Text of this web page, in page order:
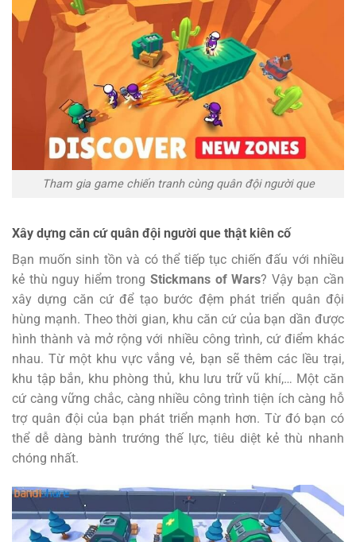
Tham gia game chiến tranh cùng quân đội người que
Xây dựng căn cứ quân đội người que thật kiên cố
Bạn muốn sinh tồn và có thể tiếp tục chiến đấu với nhiều
kẻ thù nguy hiểm trong Stickmans of Wars? Vậy bạn cần
xây dựng căn cứ để tạo bước đệm phát triển quân đội
hùng mạnh. Theo thời gian, khu căn cứ của bạn dần được
hình thành và mở rộng với nhiều công trình, cứ điểm khác
nhau. Từ một khu vực vắng vẻ, bạn sẽ thêm các lều trại,
khu tập bắn, khu phòng thủ, khu lưu trữ vũ khí,… Một căn
cứ càng vững chắc, càng nhiều công trình tiện ích càng hỗ
trợ quân đội của bạn phát triển mạnh hơn. Từ đó bạn có
thể dễ dàng bành trướng thế lực, tiêu diệt kẻ thù nhanh
chóng nhất.